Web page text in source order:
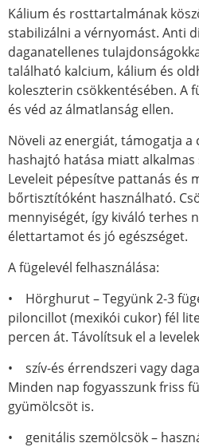
Kálium és rosttartalmának
stabilizálni a vérnyomást. Anti
daganatellenes
található kalcium, kálium és
koleszterin csökkentésében. A
és véd az álmatlanság ellen.
Növeli az energiát, támogatja a
hashajtó hatása miatt alkalmas
Leveleit pépesítve pattanás és
bőrtisztítóként használható.
mennyiségét, így kiváló terhes
élettartamot és jó egészséget.
A fügelevél felhasználása:
• Hörghurut – Tegyünk 2-3
piloncillot (mexikói cukor) fél
percen át. Távolítsuk el a
• szív-és érrendszeri vagy
Minden nap fogyasszunk friss
gyümölcsöt is.
• genitális szemölcsök –